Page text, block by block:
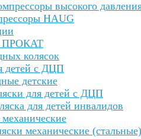
высокого
HAUG
колясок
детей с ДЦП
детские
для детей с ДЦП
для детей инвалидов
механические (стальные)